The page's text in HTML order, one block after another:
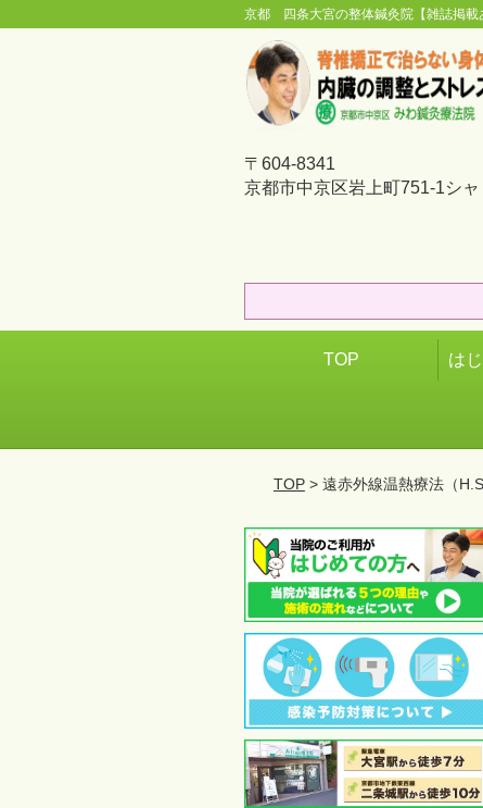
京都 四条大宮の整体鍼灸院【雑誌掲載
〒604-8341
京都市中京区岩上町751-1シ
TOP
は
TOP> 遠赤外線温熱療法（